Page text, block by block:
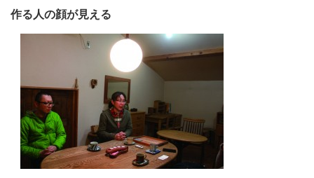
作る人の顔が見える